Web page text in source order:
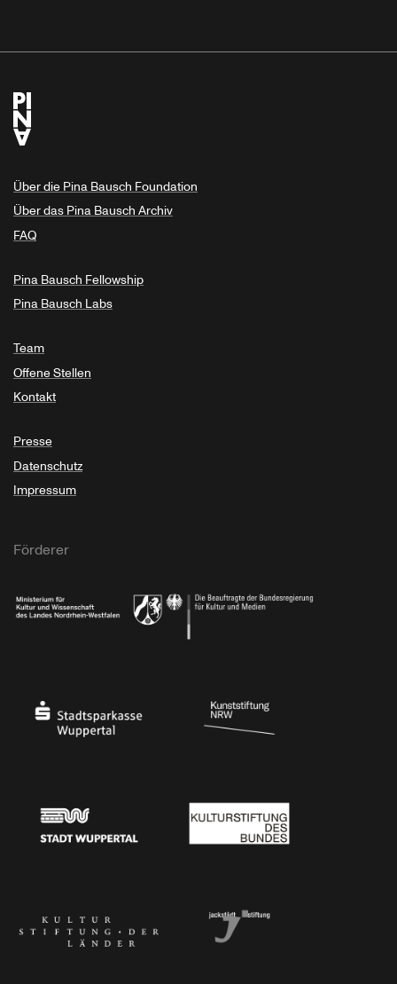
Über die Pina Bausch Foundation
Über das Pina Bausch Archiv
FAQ
Pina Bausch Fellowship
Pina Bausch Labs
Team
Offene Stellen
Kontakt
Presse
Datenschutz
Impressum
Förderer